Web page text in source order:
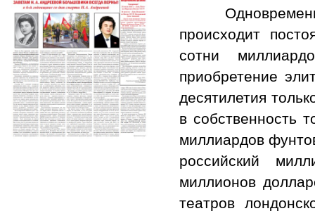
Одновременно
происходит
сотни
приобретение
десятилетия
в собственность
миллиардов
российский
миллионов
театров